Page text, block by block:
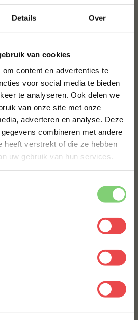
Details Over
van cookies
content en advertenties te
voor social media te bieden
te analyseren. Ook delen we
van onze site met onze
adverteren en analyse. Deze
combineren met andere
heeft verstrekt of die ze hebben
uw gebruik van hun services.
nieuwsbrief en ontvang direct
eerste bestelling.